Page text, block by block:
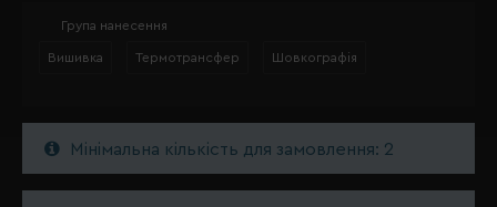
Група нанесення
Вишивка Термотрансфер Шовкографія
Мінімальна кількість для замовлення: 2